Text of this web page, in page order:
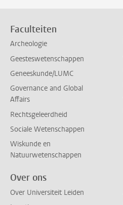
Faculteiten
Archeologie
Geesteswetenschappen
Geneeskunde/LUMC
Governance and Global
Affairs
Rechtsgeleerdheid
Sociale Wetenschappen
Wiskunde en
Natuurwetenschappen
Over ons
Over Universiteit Leiden